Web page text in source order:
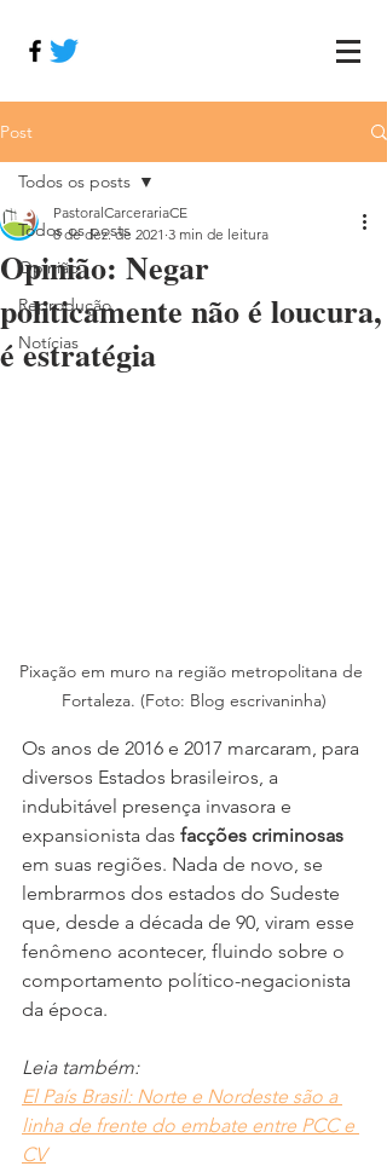
Post
Todos os posts
Opinião
Reprodução
Notícias
Todos os posts
Opinião: Negar
politicamente não é loucura,
é estratégia
PastoralCarcerariaCE
8 de dez. de 2021 3 min de leitura
Pixação em muro na região metropolitana de
Fortaleza. (Foto: Blog escrivaninha)
Os anos de 2016 e 2017 marcaram, para
diversos Estados brasileiros, a
indubitável presença invasora e
expansionista das facções criminosas
em suas regiões. Nada de novo, se
lembrarmos dos estados do Sudeste
que, desde a década de 90, viram esse
fenômeno acontecer, fluindo sobre o
comportamento político-negacionista
da época.
Leia também:
El País Brasil: Norte e Nordeste são a
linha de frente do embate entre PCC e
CV